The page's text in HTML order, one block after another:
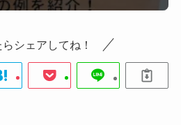
シェアしてね！